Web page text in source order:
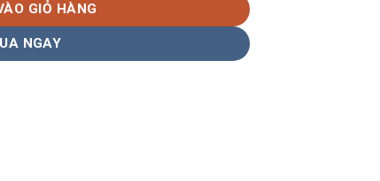
GIỎ HÀNG
NGAY